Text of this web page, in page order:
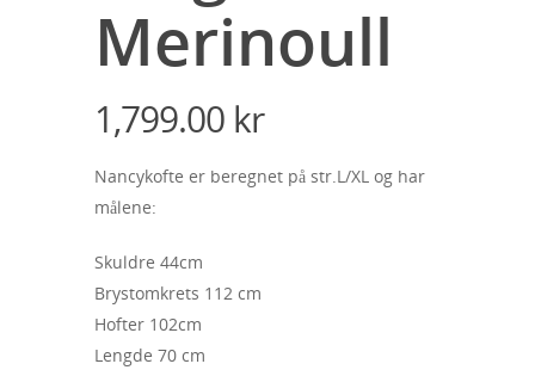
Merinoull
1,799.00 kr
Nancykofte er beregnet på str.L/XL og har
målene:
Skuldre 44cm
Brystomkrets 112 cm
Hofter 102cm
Lengde 70 cm